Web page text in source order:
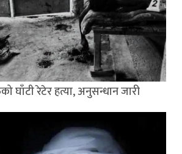
घाँटी रेटेर हत्या, अनुसन्धान जारी